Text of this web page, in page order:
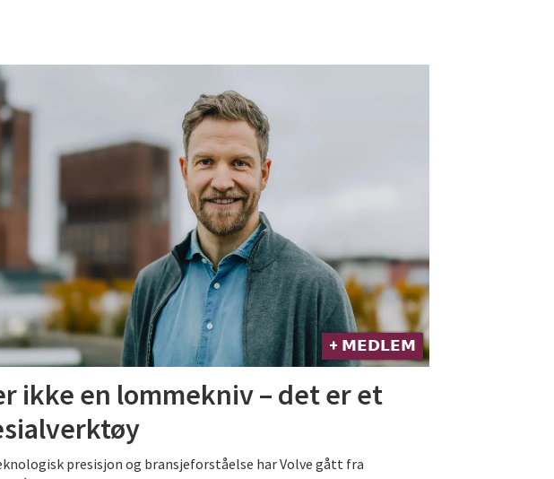
+ 𝗠𝗘𝗗𝗟𝗘𝗠
ikke en lommekniv – det er et
presisjon og bransjeforståelse har Volve gått fra